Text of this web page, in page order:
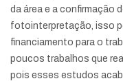
da área e a confirmação
fotointerpretação, isso
financiamento para o
poucos trabalhos que
pois esses estudos